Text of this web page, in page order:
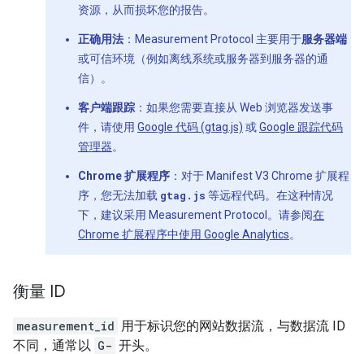
资源，从而损坏您的报告。
正确用法 ：Measurement Protocol 主要用于服务器端
或可信环境（例如离线系统或服务器到服务器的通
信）。
客户端跟踪 ：如果您需要直接从 Web 浏览器发送事
件，请使用 Google 代码 (gtag.js) 或Google 跟踪代码
管理器。
Chrome 扩展程序 ：对于 Manifest V3 Chrome 扩展程
序，您无法加载 gtag.js 等远程代码。在这种情况
下，建议采用 Measurement Protocol。请参阅在
Chrome 扩展程序中使用 Google Analytics。
衡量 ID
measurement_id 用于标识您的网站数据流，与数据流 ID
不同，通常以 G- 开头。